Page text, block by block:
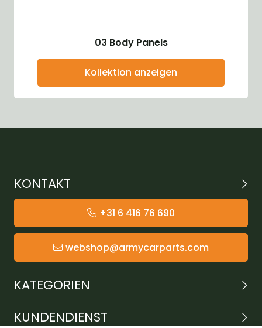
03 Body Panels
Kollektion anzeigen
KONTAKT
+31 6 416 76 690
webshop@armycarparts.com
KATEGORIEN
KUNDENDIENST